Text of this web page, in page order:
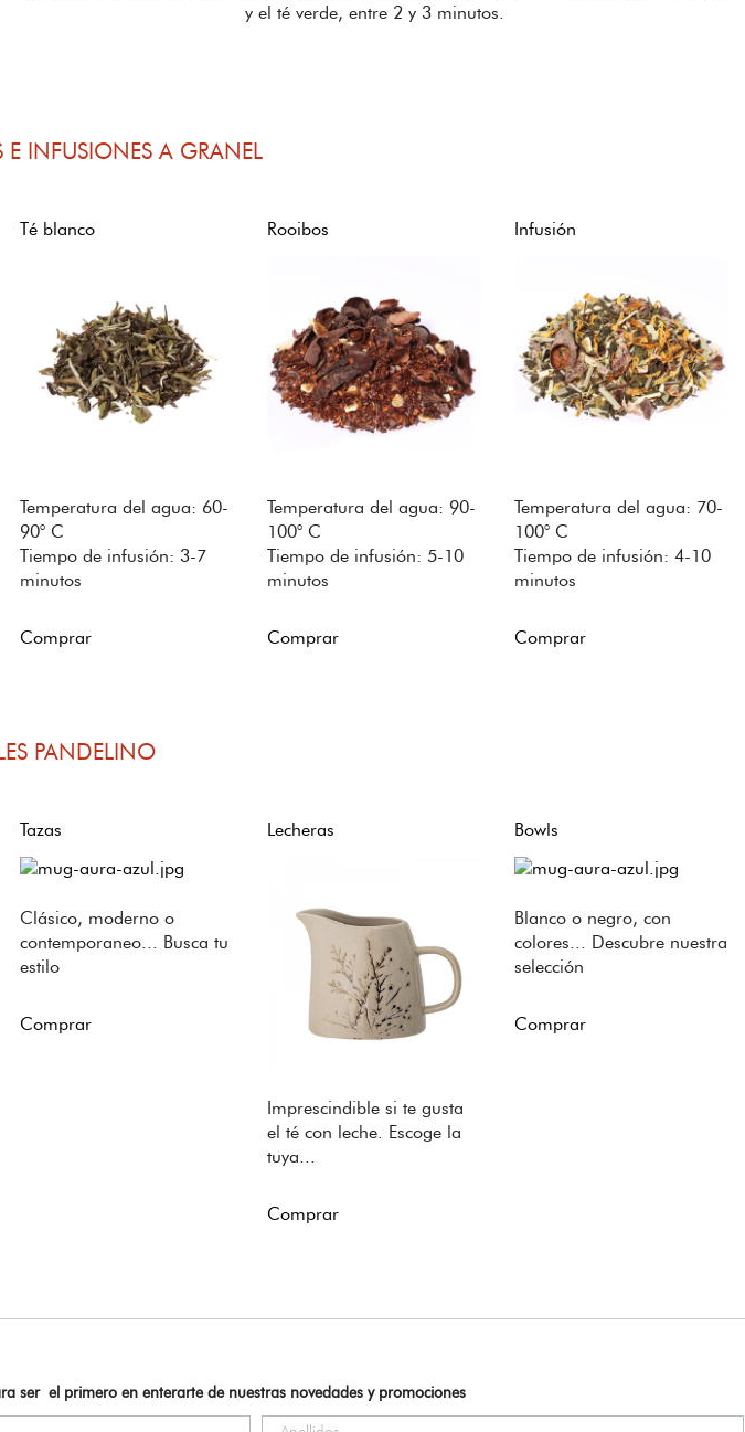
y el té verde, entre 2 y 3 minutos.
E INFUSIONES A GRANEL
Té blanco
Temperatura del agua: 60-
90° C
Tiempo de infusión: 3-7
minutos
Comprar
Rooibos
Temperatura del agua: 90-
100° C
Tiempo de infusión: 5-10
minutos
Comprar
Infusión
Temperatura del agua: 70-
100° C
Tiempo de infusión: 4-10
minutos
Comprar
PANDELINO
Tazas
Clásico, moderno o
contemporaneo... Busca tu
estilo
Comprar
Lecheras
Imprescindible si te gusta
el té con leche. Escoge la
tuya...
Comprar
Bowls
Blanco o negro, con
colores... Descubre nuestra
selección
Comprar
ser el primero en enterarte de nuestras novedades y promociones